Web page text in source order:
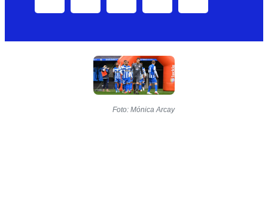
Foto: Mónica Arcay